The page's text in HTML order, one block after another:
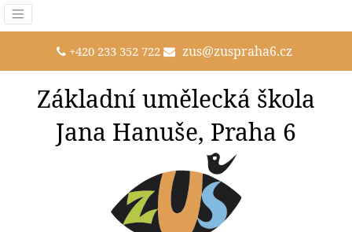
+420 233 352 722 zus@zuspraha6.cz
Základní umělecká škola
Jana Hanuše, Praha 6